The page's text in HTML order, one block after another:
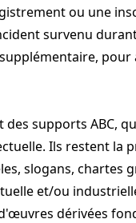
ou une
survenu
supports
Ils restent la
slogans,
et/ou
dérivées